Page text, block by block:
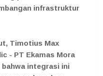
infrastruktur
Timotius Max
- PT Ekamas Mora
bahwa integrasi ini